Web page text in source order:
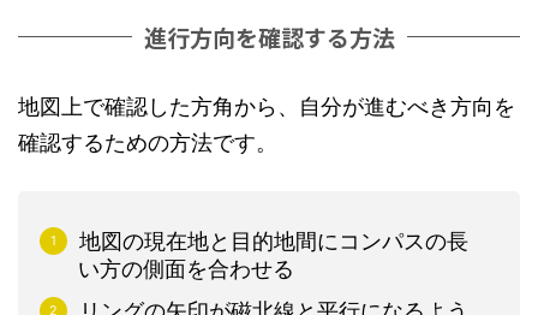
進行方向を確認する方法
地図上で確認した方角から、自分が進むべき方向を
確認するための方法です。
地図の現在地と目的地間にコンパスの長
い方の側面を合わせる